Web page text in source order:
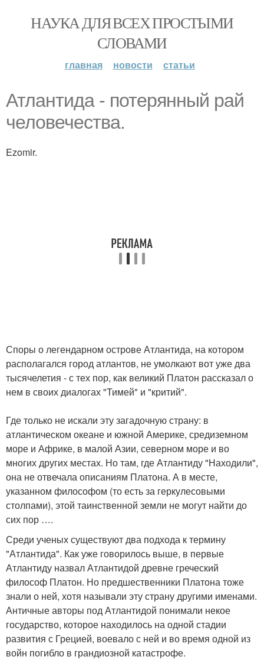
НАУКА ДЛЯ ВСЕХ ПРОСТЫМИ
СЛОВАМИ
главная новости статьи
Атлантида - потерянный рай
человечества.
Ezomir.
Споры о легендарном острове Атлантида, на котором
располагался город атлантов, не умолкают вот уже два
тысячелетия - с тех пор, как великий Платон рассказал о
нем в своих диалогах "Тимей" и "критий".
Где только не искали эту загадочную страну: в
атлантическом океане и южной Америке, средиземном
море и Африке, в малой Азии, северном море и во
многих других местах. Но там, где Атлантиду "Находили",
она не отвечала описаниям Платона. А в месте,
указанном философом (то есть за геркулесовыми
столпами), этой таинственной земли не могут найти до
сих пор ….
Среди ученых существуют два подхода к термину
"Атлантида". Как уже говорилось выше, в первые
Атлантиду назвал Атлантидой древне греческий
философ Платон. Но предшественники Платона тоже
знали о ней, хотя называли эту страну другими именами.
Античные авторы под Атлантидой понимали некое
государство, которое находилось на одной стадии
развития с Грецией, воевало с ней и во время одной из
войн погибло в грандиозной катастрофе.